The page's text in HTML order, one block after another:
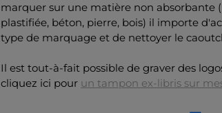
marquer sur une matière non absorbante
plastifiée, béton, pierre, bois) il importe
type de marquage et de nettoyer le
Il est tout-à-fait possible de graver des
cliquez ici pour un tampon ex-libris sur